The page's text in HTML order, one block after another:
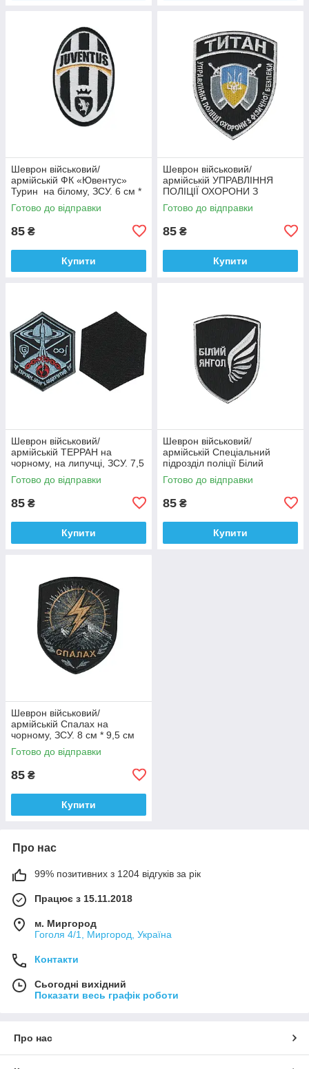
Шеврон військовий/
армійській ФК «Ювентус»
Турин на білому, ЗСУ. 6 см *
9,5 см
Готово до відправки
85 ₴
Купити
Шеврон військовий/
армійській УПРАВЛІННЯ
ПОЛІЦІЇ ОХОРОНИ З
ФІЗИЧНОЇ БЕЗПЕКИ ТИТАН
на чорному, ЗСУ. 8 см * 10
Готово до відправки
85 ₴
Купити
Шеврон військовий/
армійській ТЕРРАН на
чорному, на липучці, ЗСУ. 7,5
см * 9 см
Готово до відправки
85 ₴
Купити
Шеврон військовий/
армійській Спеціальний
підрозділ поліції Білий
янгол на чорному, ЗСУ. 7 см *
9 см
Готово до відправки
85 ₴
Купити
Шеврон військовий/
армійській Спалах на
чорному, ЗСУ. 8 см * 9,5 см
Готово до відправки
85 ₴
Купити
Про нас
99% позитивних з 1204 відгуків за рік
Працює з 15.11.2018
м. Миргород
Гоголя 4/1, Миргород, Україна
Контакти
Сьогодні вихідний
Показати весь графік роботи
Про нас